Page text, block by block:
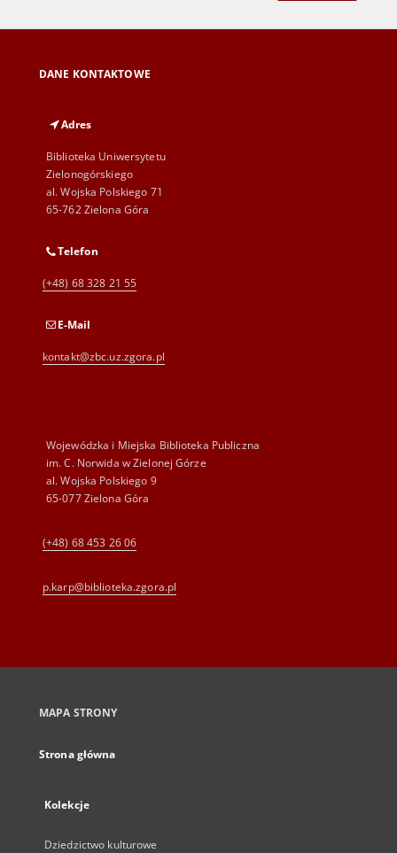
DANE KONTAKTOWE
Adres
Biblioteka Uniwersytetu
Zielonogórskiego
al. Wojska Polskiego 71
65-762 Zielona Góra
Telefon
(+48) 68 328 21 55
E-Mail
kontakt@zbc.uz.zgora.pl
Wojewódzka i Miejska Biblioteka Publiczna
im. C. Norwida w Zielonej Górze
al. Wojska Polskiego 9
65-077 Zielona Góra
(+48) 68 453 26 06
p.karp@biblioteka.zgora.pl
MAPA STRONY
Strona główna
Kolekcje
Dziedzictwo kulturowe